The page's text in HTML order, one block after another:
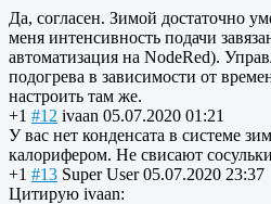
Да, согласен. Зимой достаточно
меня интенсивность подачи
автоматизация на NodeRed).
подогрева в зависимости от
настроить там же.
+1 #12 ivaan 05.07.2020 01:21
У вас нет конденсата в системе
калорифером. Не свисают
+1 #13 Super User 05.07.2020 23:37
Цитирую ivaan: